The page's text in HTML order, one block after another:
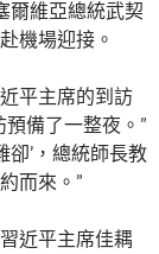
爾維亞總統武契
機場迎接。
平主席的到訪
備了一整夜。”
卻’，總統師長教
而來。”
近平主席佳耦